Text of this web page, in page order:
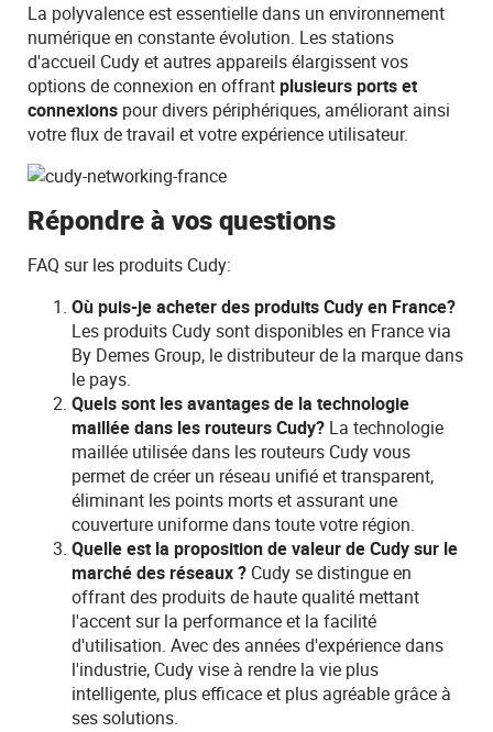
La polyvalence est essentielle dans un environnement
numérique en constante évolution. Les stations
d'accueil Cudy et autres appareils élargissent vos
options de connexion en offrantplusieurs ports et
connexions pour divers périphériques, améliorant ainsi
votre flux de travail et votre expérience utilisateur.
Répondre à vos questions
FAQ sur les produits Cudy:
Où puis-je acheter des produits Cudy en France?
Les produits Cudy sont disponibles en France via
By Demes Group, le distributeur de la marque dans
le pays.
Quels sont les avantages de la technologie
maillée dans les routeurs Cudy? La technologie
maillée utilisée dans les routeurs Cudy vous
permet de créer un réseau unifié et transparent,
éliminant les points morts et assurant une
couverture uniforme dans toute votre région.
Quelle est la proposition de valeur de Cudy sur le
marché des réseaux ? Cudy se distingue en
offrant des produits de haute qualité mettant
l'accent sur la performance et la facilité
d'utilisation. Avec des années d'expérience dans
l'industrie, Cudy vise à rendre la vie plus
intelligente, plus efficace et plus agréable grâce à
ses solutions.